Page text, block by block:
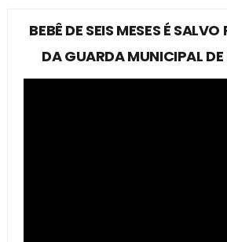
BEBÊ DE SEIS MESES É
DA GUARDA MUNICIPAL